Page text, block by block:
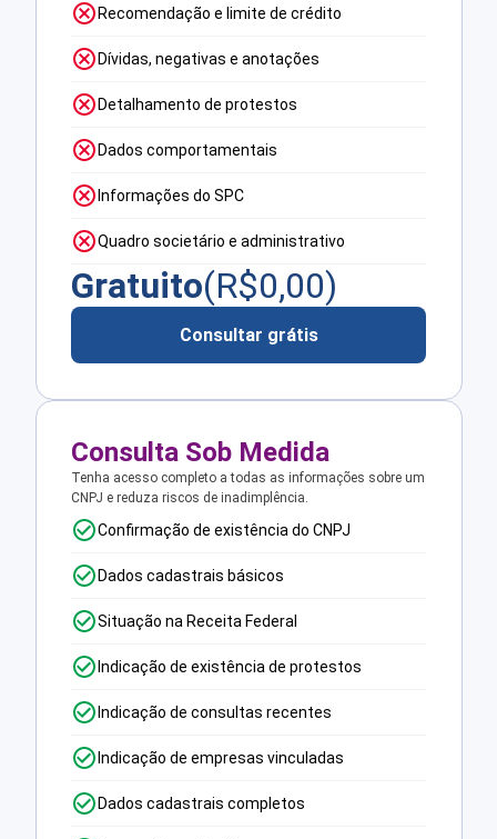
Recomendação e limite de crédito
Dívidas, negativas e anotações
Detalhamento de protestos
Dados comportamentais
Informações do SPC
Quadro societário e administrativo
Gratuito(R$0,00)
Consultar grátis
Consulta Sob Medida
Tenha acesso completo a todas as informações sobre um
CNPJ e reduza riscos de inadimplência.
Confirmação de existência do CNPJ
Dados cadastrais básicos
Situação na Receita Federal
Indicação de existência de protestos
Indicação de consultas recentes
Indicação de empresas vinculadas
Dados cadastrais completos